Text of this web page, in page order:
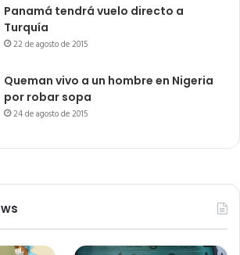
Panamá tendrá vuelo directo a
Turquía
22 de agosto de 2015
Queman vivo a un hombre en Nigeria
por robar sopa
24 de agosto de 2015